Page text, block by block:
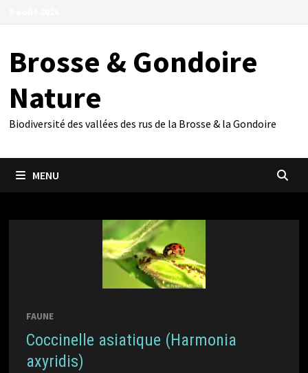
Brosse & Gondoire
Nature
Biodiversité des vallées des rus de la Brosse & la Gondoire
MENU
FAUNE
Coccinelle asiatique (Harmonia
axyridis)